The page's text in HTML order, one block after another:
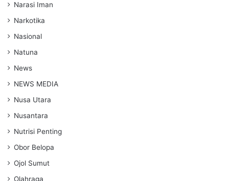
Narasi Iman
Narkotika
Nasional
Natuna
News
NEWS MEDIA
Nusa Utara
Nusantara
Nutrisi Penting
Obor Belopa
Ojol Sumut
Olahraga